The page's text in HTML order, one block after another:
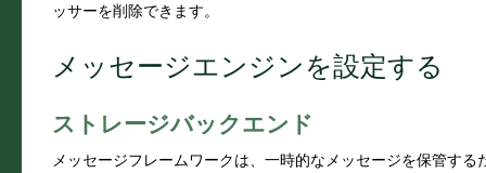
ッサーを削除できます。
メッセージエンジンを設定する
ストレージバックエンド
メッセージフレームワークは、一時的なメッセージを保管す